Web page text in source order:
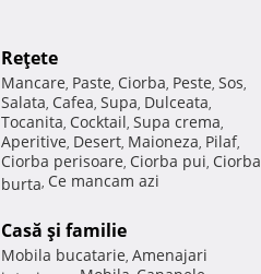
Reţete
Mancare, Paste, Ciorba, Peste, Sos,
Salata, Cafea, Supa, Dulceata,
Tocanita, Cocktail, Supa crema,
Aperitive, Desert, Maioneza, Pilaf,
Ciorba perisoare, Ciorba pui, Ciorba
burta, Ce mancam azi
Casă şi familie
Mobila bucatarie, Amenajari